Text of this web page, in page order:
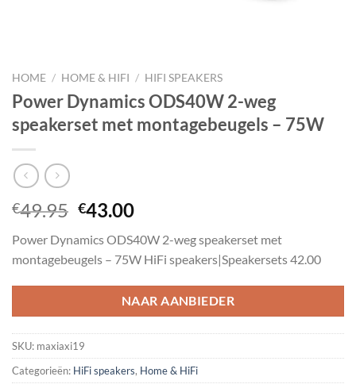
HOME / HOME & HIFI / HIFI SPEAKERS
Power Dynamics ODS40W 2-weg
speakerset met montagebeugels – 75W
€49.95 Oorspronkelijke
was:
€49.95.
€43.00Huidige
is:
€43.00.
Power Dynamics ODS40W 2-weg speakerset met
montagebeugels – 75W HiFi speakers|Speakersets 42.00
NAAR AANBIEDER
SKU: maxiaxi19
Categorieën: HiFi speakers, Home & HiFi